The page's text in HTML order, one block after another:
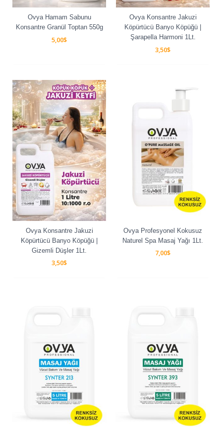
Ovya Hamam Sabunu
Konsantre Granül Toptan 550g
5,00$
Ovya Konsantre Jakuzi
Köpürtücü Banyo Köpüğü |
Şarapella Harmoni 1Lt.
3,50$
Ovya Konsantre Jakuzi
Köpürtücü Banyo Köpüğü |
Gizemli Düşler 1Lt.
3,50$
Ovya Profesyonel Kokusuz
Naturel Spa Masaj Yağı 1Lt.
7,00$